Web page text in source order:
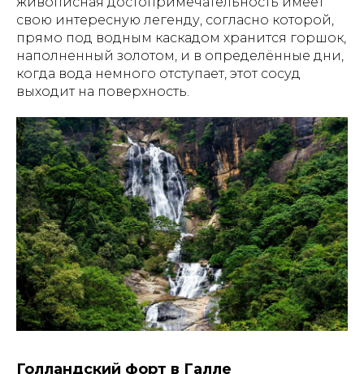
свою интересную легенду, согласно которой,
прямо под водным каскадом хранится горшок,
наполненный золотом, и в определённые дни,
когда вода немного отступает, этот сосуд
выходит на поверхность.
Голландский форт в Галле